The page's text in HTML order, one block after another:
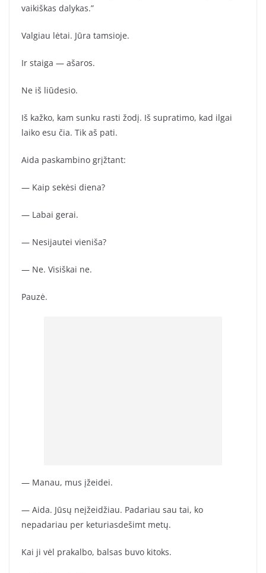
vaikiškas dalykas.”
Valgiau lėtai. Jūra tamsioje.
Ir staiga — ašaros.
Ne iš liūdesio.
Iš kažko, kam sunku rasti žodį. Iš supratimo, kad ilgai
laiko esu čia. Tik aš pati.
Aida paskambino grįžtant:
— Kaip sekėsi diena?
— Labai gerai.
— Nesijautei vieniša?
— Ne. Visiškai ne.
Pauzė.
— Manau, mus įžeidei.
— Aida. Jūsų neįžeidžiau. Padariau sau tai, ko
nepadariau per keturiasdešimt metų.
Kai ji vėl prakalbo, balsas buvo kitoks.